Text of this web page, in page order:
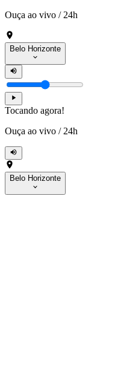
Ouça ao vivo / 24h
Belo Horizonte
Tocando agora!
Ouça ao vivo / 24h
Belo Horizonte